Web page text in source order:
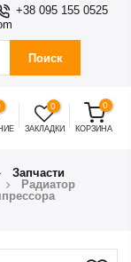
+38 095 155 0525
Поиск
0
ЗАКЛАДКИ
0
КОРЗИНА
Запчасти
Радиатор